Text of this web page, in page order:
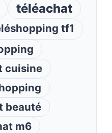
téléachat
tf1
cuisine
beauté
m6